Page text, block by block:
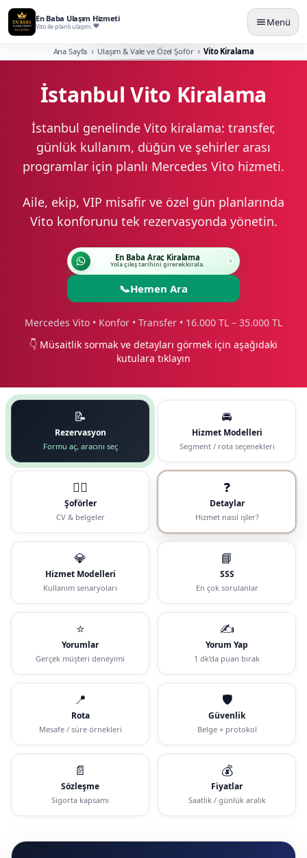
En Baba Ulaşım Hizmeti
Vito ile planlı ulaşım. Menü
Ana Sayfa Ulaşım & Vale ve Özel Şoför Vito Kiralama
İstanbul Vito Kiralama
İstanbul genelinde Vito kiralama: transfer,
günlük kullanım, düğün ve şehirler arası
programlar için planlı Mercedes Vito hizmeti.
Aile, ekip, VIP misafir ve özel gün planlarında
Vito konforunu tek rezervasyonda yönetin.
En Baba Araç Kiralama
Yola çıkış tarihini girerek kirala.
📞Hemen Ara
Mercedes Vito • Konfor • Transfer • 16.000 TL – 35.000 TL
👇 Müsaitlik sormak ve detayları görmek için aşağıdaki
kutulara tıklayın
📝
Rezervasyon
Formu aç, aracını seç
🚘
Hizmet Modelleri
Segment / rota seçenekleri
🧑‍✈️
Şoförler
CV & belgeler
❓
Detaylar
Hizmet nasıl işler?
💎
Hizmet Modelleri
Kullanım senaryoları
📘
SSS
En çok sorulanlar
⭐
Yorumlar
Gerçek müşteri deneyimi
✍️
Yorum Yap
1 dk’da puan bırak
📍
Rota
Mesafe / süre örnekleri
🛡️
Güvenlik
Belge + protokol
📄
Sözleşme
Sigorta kapsamı
💰
Fiyatlar
Saatlik / günlük aralık